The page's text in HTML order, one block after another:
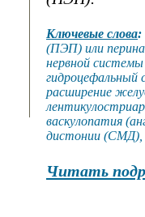
Ключевые слова:
(ПЭП) или
нервной
гидроцефальный
расширение
васкулопатия
дистонии (СМД),
Читать